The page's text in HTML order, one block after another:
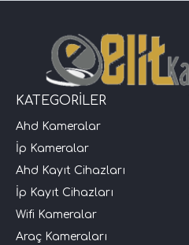
KATEGORİLER
Ahd Kameralar
İp Kameralar
Ahd Kayıt Cihazları
İp Kayıt Cihazları
Wifi Kameralar
Araç Kameraları